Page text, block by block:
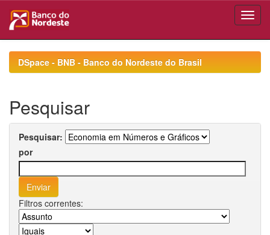
navigationDSpace - BNB - Banco do Nordeste do Brasil
Pesquisar
Pesquisar:
por
Filtros correntes: